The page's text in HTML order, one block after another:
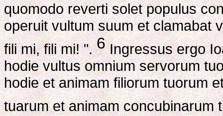
quomodo reverti solet populus
operuit vultum suum et clamabat
fili mi, fili mi! ". 6Ingressus ergo
hodie vultus omnium servorum
hodie et animam filiorum tuorum
tuarum et animam concubinarum